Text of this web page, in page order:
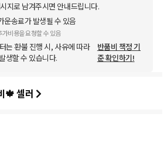
지로 남겨주시면 안내드립니다.
운송료가 발생될 수 있음
비용을 요청할 수 있음
는 환불 진행 시, 사유에 따라
생할 수 있습니다.
반품비 책정 기
준 확인하기!
셀러